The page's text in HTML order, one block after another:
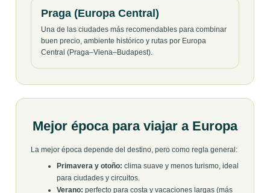
Praga (Europa Central)
Una de las ciudades más recomendables para combinar
buen precio, ambiente histórico y rutas por Europa
Central (Praga–Viena–Budapest).
Mejor época para viajar a Europa
La mejor época depende del destino, pero como regla general:
Primavera y otoño: clima suave y menos turismo, ideal
para ciudades y circuitos.
Verano: perfecto para costa y vacaciones largas (más